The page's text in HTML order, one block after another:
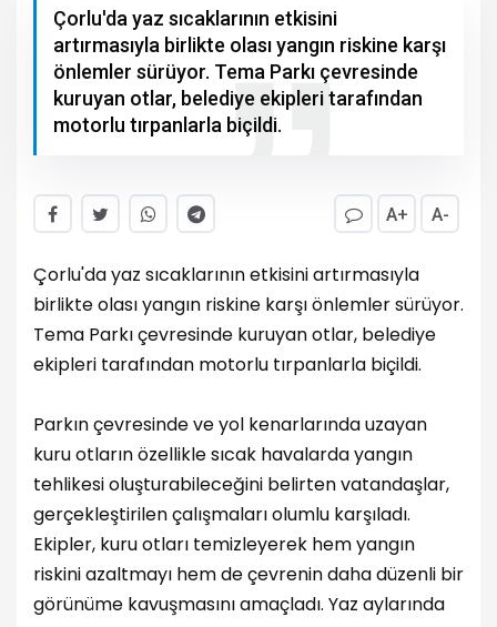
Çorlu'da yaz sıcaklarının etkisini
artırmasıyla birlikte olası yangın riskine karşı
önlemler sürüyor. Tema Parkı çevresinde
kuruyan otlar, belediye ekipleri tarafından
motorlu tırpanlarla biçildi.
A+ A-
Çorlu'da yaz sıcaklarının etkisini artırmasıyla
birlikte olası yangın riskine karşı önlemler sürüyor.
Tema Parkı çevresinde kuruyan otlar, belediye
ekipleri tarafından motorlu tırpanlarla biçildi.
Parkın çevresinde ve yol kenarlarında uzayan
kuru otların özellikle sıcak havalarda yangın
tehlikesi oluşturabileceğini belirten vatandaşlar,
gerçekleştirilen çalışmaları olumlu karşıladı.
Ekipler, kuru otları temizleyerek hem yangın
riskini azaltmayı hem de çevrenin daha düzenli bir
görünüme kavuşmasını amaçladı. Yaz aylarında